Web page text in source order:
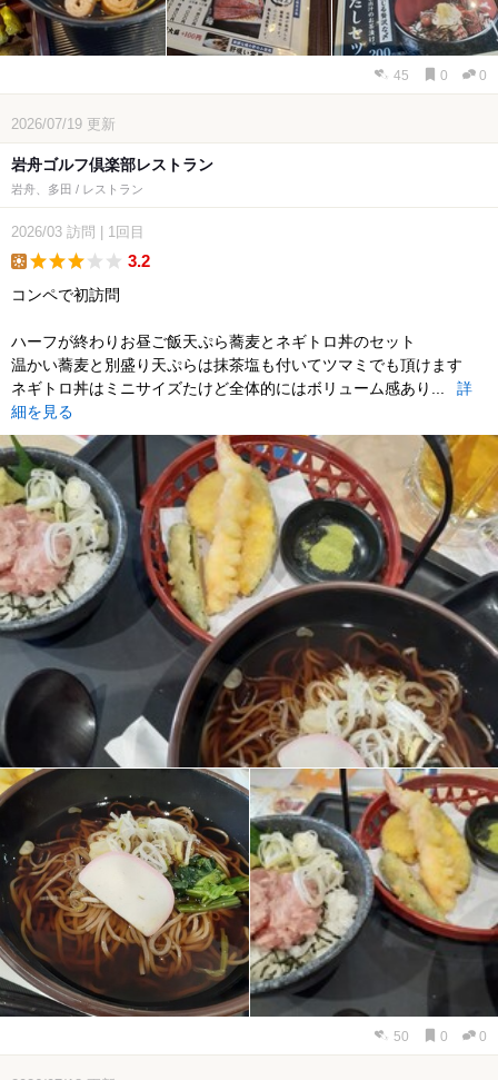
45 0 0
2026/07/19 更新
岩舟ゴルフ倶楽部レストラン
岩舟、多田 / レストラン
2026/03 訪問 1回目
3.2
コンペで初訪問
ハーフが終わりお昼ご飯天ぷら蕎麦とネギトロ丼のセット
温かい蕎麦と別盛り天ぷらは抹茶塩も付いてツマミでも頂けます
ネギトロ丼はミニサイズたけど全体的にはボリューム感あり...
詳
細を見る
50 0 0